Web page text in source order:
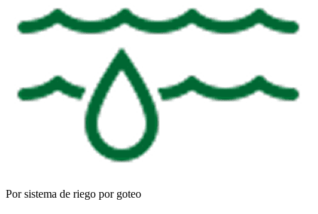
Por sistema de riego por goteo